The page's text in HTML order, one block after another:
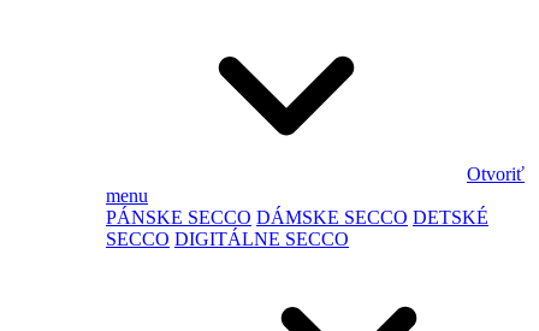
Otvoriť
menu
PÁNSKE SECCO DÁMSKE SECCO DETSKÉ
SECCO DIGITÁLNE SECCO